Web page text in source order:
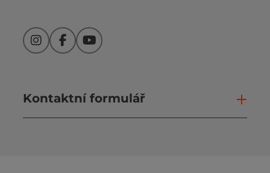
InstagramFacebookYouTube
Kontaktní formulář